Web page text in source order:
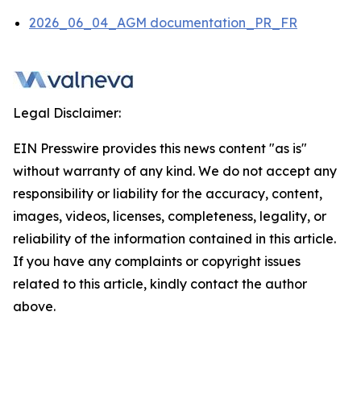
2026_06_04_AGM documentation_PR_FR
Legal Disclaimer:
EIN Presswire provides this news content "as is"
without warranty of any kind. We do not accept any
responsibility or liability for the accuracy, content,
images, videos, licenses, completeness, legality, or
reliability of the information contained in this article.
If you have any complaints or copyright issues
related to this article, kindly contact the author
above.